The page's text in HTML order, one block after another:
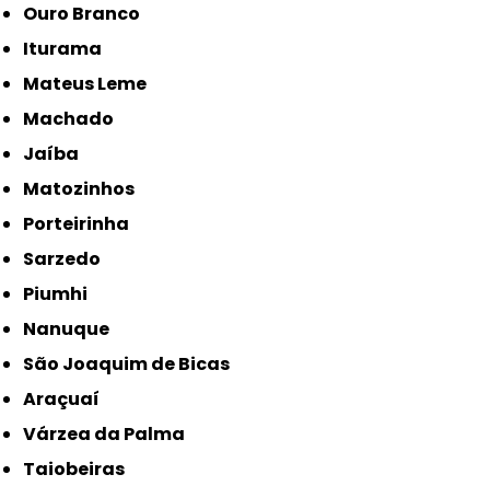
Ouro Branco
Iturama
Mateus Leme
Machado
Jaíba
Matozinhos
Porteirinha
Sarzedo
Piumhi
Nanuque
São Joaquim de Bicas
Araçuaí
Várzea da Palma
Taiobeiras